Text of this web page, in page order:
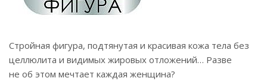
Стройная фигура, подтянутая и красивая кожа тела без
целлюлита и видимых жировых отложений… Разве
не об этом мечтает каждая женщина?